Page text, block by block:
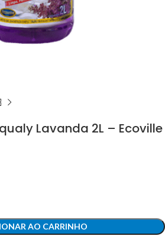
Lavanda 2L – Ecoville
AO CARRINHO